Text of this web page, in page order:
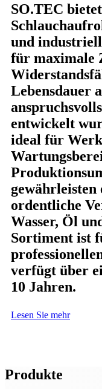
SO.TEC
und
für maximale
Lebensdauer
entwickelt
ideal für
gewährleisten
ordentliche
Wasser, Öl
Sortiment ist
verfügt über
10 Jahren.
Lesen Sie mehr
Produkte